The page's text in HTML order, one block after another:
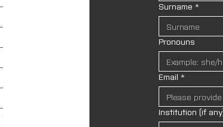
Surname *
Pronouns
Email *
Institution (if